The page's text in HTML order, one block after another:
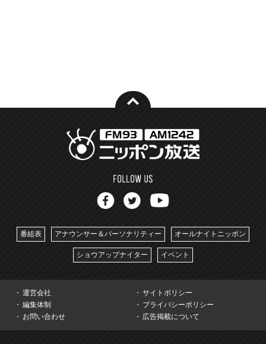
番組表 アナウンサー＆パーソナリティー オールナイトニッポン
ショウアップナイター イベント
運営会社
サイトポリシー
編集体制
プライバシーポリシー
お問い合わせ
広告掲載について